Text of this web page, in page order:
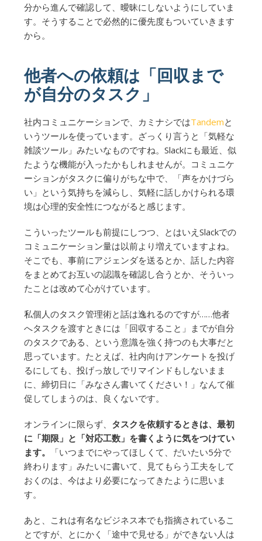
分から進んで確認して、曖昧にしないようにしていま
す。そうすることで必然的に優先度もついていきます
から。
他者への依頼は「回収まで
が自分のタスク」
社内コミュニケーションで、カミナシではTandemと
いうツールを使っています。ざっくり言うと「気軽な
雑談ツール」みたいなものですね。Slackにも最近、似
たような機能が入ったかもしれませんが。コミュニケ
ーションがタスクに偏りがちな中で、「声をかけづら
い」という気持ちを減らし、気軽に話しかけられる環
境は心理的安全性につながると感じます。
こういったツールも前提にしつつ、とはいえSlackでの
コミュニケーション量は以前より増えていますよね。
そこでも、事前にアジェンダを送るとか、話した内容
をまとめてお互いの認識を確認し合うとか、そういっ
たことは改めて心がけています。
私個人のタスク管理術と話は逸れるのですが……他者
へタスクを渡すときには「回収すること」までが自分
のタスクである、という意識を強く持つのも大事だと
思っています。たとえば、社内向けアンケートを投げ
るにしても、投げっ放しでリマインドもしないまま
に、締切日に「みなさん書いてください！」なんて催
促してしまうのは、良くないです。
オンラインに限らず、 タスクを依頼するときは、最初
に「期限」と「対応工数」を書くように気をつけてい
ます。
「いつまでにやってほしくて、だいたい5分で
終わります」みたいに書いて、見てもらう工夫をして
おくのは、今はより必要になってきたように思いま
す。
あと、これは有名なビジネス本でも指摘されているこ
とですが、とにかく「途中で見せる」ができない人は